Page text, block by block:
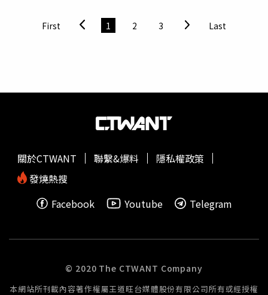
人士」，曾於SHAPE擔任實習生。檢警上周四搜索她的住處
及位於SHAPE的辦公室，隔天便依涉嫌「間諜活動」及「參
保障無罪推定原則，因此官方始終未證實嫌犯姓名，也拒絕
Facebook、Threads、碩士論文、加拿大聯邦法院判決及
其他公開紀錄交叉比對，確認涉案女子就是張碧薇。報導指
「Biwei Zhang」，職場採用英文名「Claire Zhang」，
Facebook則使用「Catina Zhang」。她2025年曾在臉書蒙
實習，希望尋找住處；2023年前往瑞士日內瓦世界貿易組
一般學生，而是一名30多歲的專業人士。她的Facebook
「biwei.zhang.93」也顯示，她可能出生於1993年，目前
約32至33歲，與相關資料相符。根據張碧薇公開履歷，她
First 1 2 3 Last
關於CTWANT 聯繫&爆料
隱私權政策
發燒熱搜
Facebook
Youtube Telegram
© 2020 The CTWANT Company
本網站所刊載內容著作權屬王道旺台媒體股份有限公司所有或經授權